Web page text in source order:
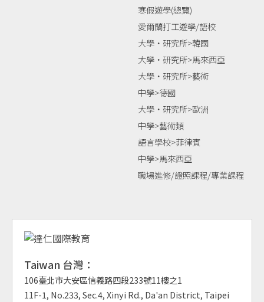
寒假遊學(總覽)
愛爾蘭打工遊學/語校
大學‧研究所>韓國
大學‧研究所>馬來西亞
大學‧研究所>藝術
中學>德國
大學‧研究所>歐洲
中學>藝術類
語言學校>菲律賓
中學>馬來西亞
職場進修/證照課程/專業課程
Taiwan 台灣：
106臺北市大安區信義路四段233號11樓之1
11F-1, No.233, Sec.4, Xinyi Rd., Da'an District, Taipei